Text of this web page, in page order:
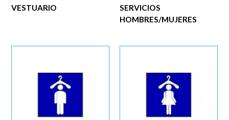
SERVICIOS
HOMBRES/MUJERES
VESTUARIO